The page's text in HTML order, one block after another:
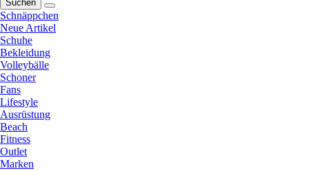
Suchen
Schnäppchen
Neue Artikel
Schuhe
Bekleidung
Volleybälle
Schoner
Fans
Lifestyle
Ausrüstung
Beach
Fitness
Outlet
Marken